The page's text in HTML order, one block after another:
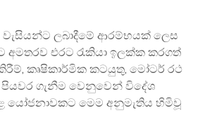
වැසියන්ට ලබාදීමේ ආරම්භයක් ලෙස
අමතරව එරට රැකියා ඉලක්ක කරගත්
කෘෂිකාර්මික කටයුතු, මෝටර් රථ
ගැනීම වෙනුවෙන් විදේශ
යෝජනාවකට මෙම අනුමැතිය හිමිවූ